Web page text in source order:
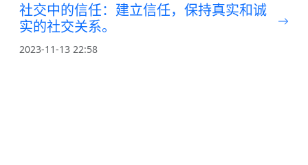
社交中的信任：建立信任，保持真实和诚
实的社交关系。
2023-11-13 22:58